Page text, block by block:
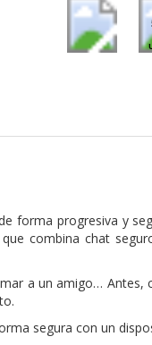
forma progresiva y
combina chat
a un amigo… Antes,
segura con un